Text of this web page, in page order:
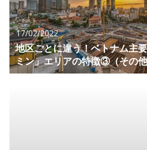
17/02/2022
地区ごとに違う！ベトナム主
ミン」エリアの特徴③（その